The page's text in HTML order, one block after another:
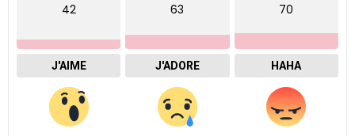
42
J'AIME
63
J'ADORE
70
HAHA